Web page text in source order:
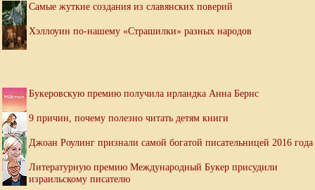
Самые жуткие создания из славянских поверий
Хэллоуин по-нашему «Страшилки» разных народов
Букеровскую премию получила ирландка Анна Бернс
9 причин, почему полезно читать детям книги
Джоан Роулинг признали самой богатой писательницей 2016 года
Литературную премию Международный Букер присудили
израильскому писателю